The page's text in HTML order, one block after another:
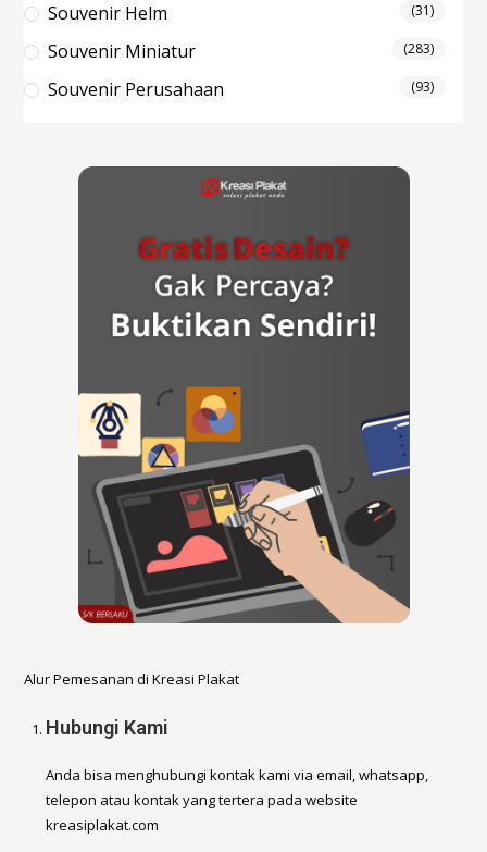
Souvenir Helm (31)
Souvenir Miniatur (283)
Souvenir Perusahaan (93)
Alur Pemesanan di Kreasi Plakat
Hubungi Kami
Anda bisa menghubungi kontak kami via email, whatsapp,
telepon atau kontak yang tertera pada website
kreasiplakat.com